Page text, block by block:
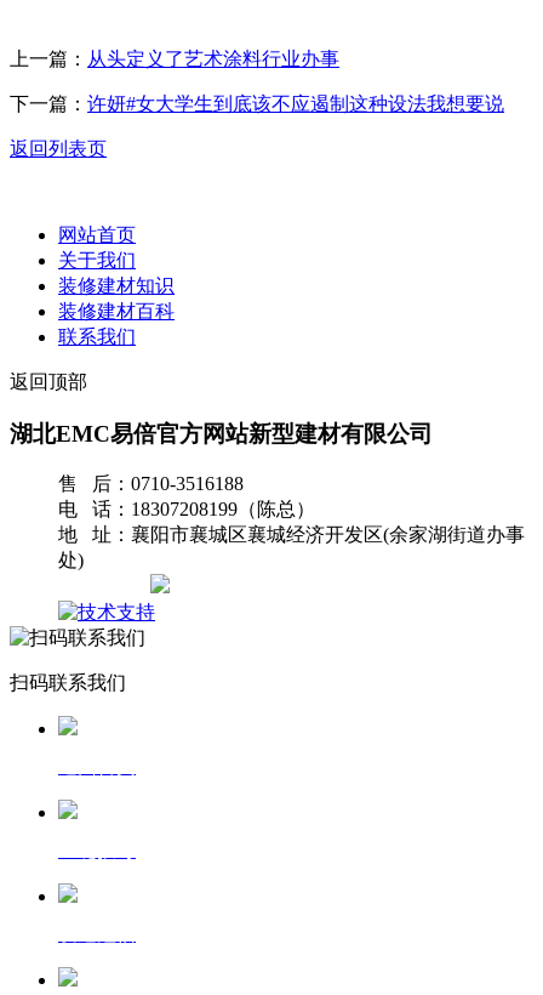
上一篇： 从头定义了艺术涂料行业办事
下一篇： 许妍#女大学生到底该不应遏制这种设法我想要说
返回列表页
网站首页
关于我们
装修建材知识
装修建材百科
联系我们
返回顶部
湖北EMC易倍官方网站新型建材有限公司
售 后：0710-3516188
电 话：18307208199（陈总）
地 址：襄阳市襄城区襄城经济开发区(余家湖街道办事
处)
扫码联系我们